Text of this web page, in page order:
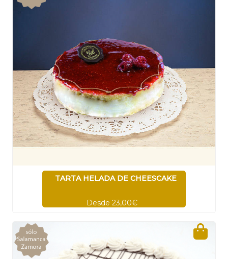
TARTA HELADA DE CHEESCAKE
Desde 23,00€